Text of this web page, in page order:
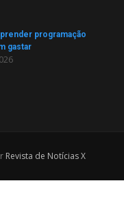
programação
gastar
Revista de Notícias X